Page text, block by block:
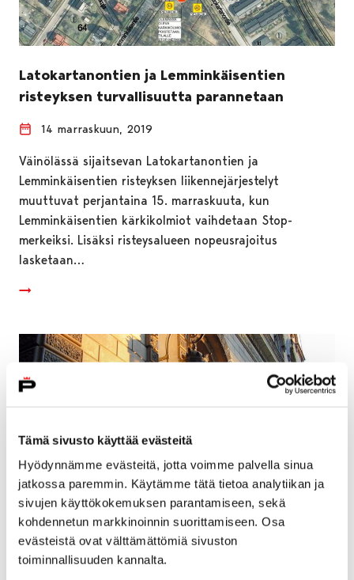
Tämä sivusto käyttää evästeitä
Hyödynnämme evästeitä, jotta voimme palvella sinua
jatkossa paremmin. Käytämme tätä tietoa analytiikan ja
sivujen käyttökokemuksen parantamiseen, sekä
kohdennetun markkinoinnin suorittamiseen. Osa
evästeistä ovat välttämättömiä sivuston
toiminnallisuuden kannalta.
Latokartanontien ja Lemminkäisentien
risteyksen turvallisuutta parannetaan
14 marraskuun, 2019
Väinölässä sijaitsevan Latokartanontien ja
Lemminkäisentien risteyksen liikennejärjestelyt
muuttuvat perjantaina 15. marraskuuta, kun
Lemminkäisentien kärkikolmiot vaihdetaan Stop-
merkeiksi. Lisäksi risteysalueen nopeusrajoitus
lasketaan…
Organisaatiouudistuksen vaikutusten